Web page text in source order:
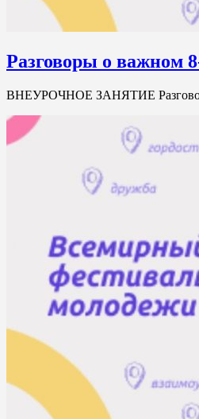
Разговоры о важном
ВНЕУРОЧНОЕ ЗАНЯТИЕ